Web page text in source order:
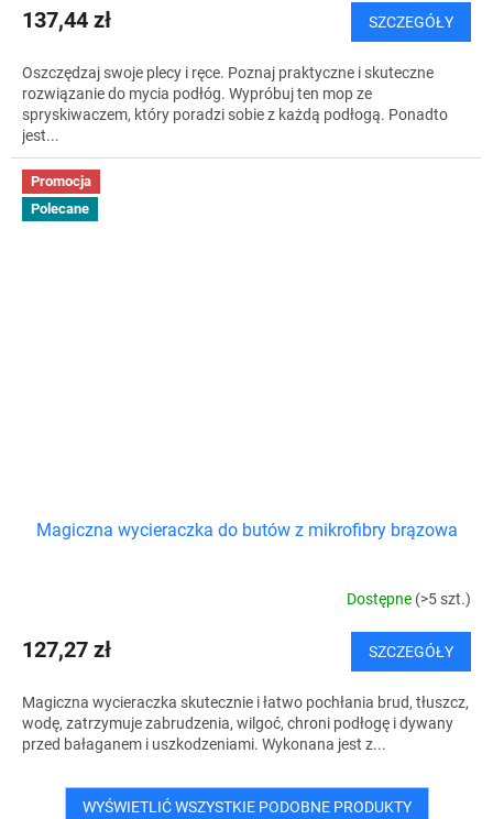
137,44 zł SZCZEGÓŁY
Oszczędzaj swoje plecy i ręce. Poznaj praktyczne i skuteczne
rozwiązanie do mycia podłóg. Wypróbuj ten mop ze
spryskiwaczem, który poradzi sobie z każdą podłogą. Ponadto
jest...
Promocja
Polecane
Magiczna wycieraczka do butów z mikrofibry brązowa
Dostępne (>5 szt.)
127,27 zł SZCZEGÓŁY
Magiczna wycieraczka skutecznie i łatwo pochłania brud, tłuszcz,
wodę, zatrzymuje zabrudzenia, wilgoć, chroni podłogę i dywany
przed bałaganem i uszkodzeniami. Wykonana jest z...
WYŚWIETLIĆ WSZYSTKIE PODOBNE PRODUKTY